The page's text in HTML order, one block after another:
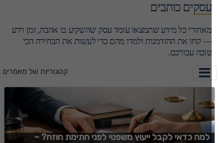
עסקים כותבים
מאחורי כל מידע שתמצאו עומד עסק שהשקיע בו אהבה, זמן וידע
— קחו את ההזדמנות ולמדו מהם כדי לעשות את הבחירה הכי
טובה עבורכם.
קטגוריות של מאמרים
למה כדאי לקבל ייעוץ משפטי לפני חתימת חוזה? –